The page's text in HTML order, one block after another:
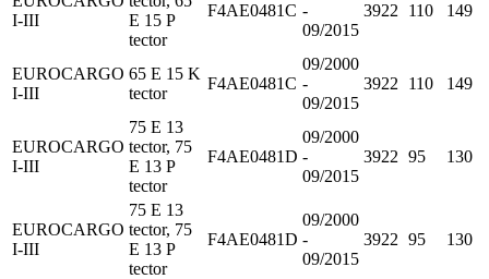
I-III
E 15 P
tector
F4AE0481C -
09/2015
3922 110 149
EUROCARGO
I-III
65 E 15 K
tector
F4AE0481C
09/2000
-
09/2015
3922 110 149
EUROCARGO
I-III
75 E 13
tector, 75
E 13 P
tector
F4AE0481D
09/2000
-
09/2015
3922 95 130
EUROCARGO
I-III
75 E 13
tector, 75
E 13 P
tector
F4AE0481D
09/2000
-
09/2015
3922 95 130